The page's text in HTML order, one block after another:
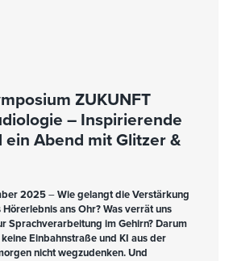
ZUKUNFT
– Inspirierende
ein Abend mit Glitzer &
2025–Wie gelangt die Verstärkung
ans Ohr? Was verrät uns
Sprachverarbeitung im Gehirn? Darum
Einbahnstraße und KI aus der
nicht wegzudenken. Und